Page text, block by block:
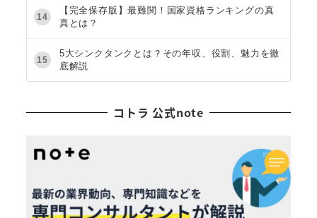
14
【完全保存版】最難関！国家資格ランキングの真
真とは？
15
5大シンクタンクとは？その年収、役割、魅力を徹
底解説
コトラ 公式note